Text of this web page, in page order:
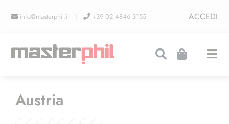
info@masterphil.it | +39 02 4846 3155 ACCEDI
Austria